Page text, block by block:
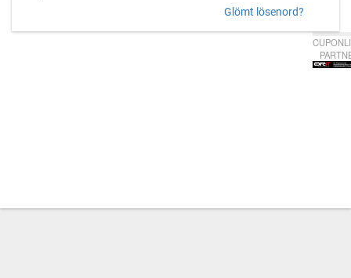
Glömt lösenord?